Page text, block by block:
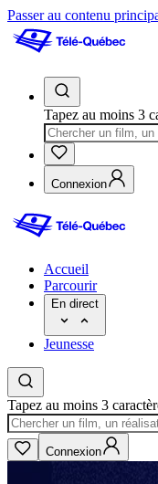
Passer au contenu
Tapez au moins 3
Connexion
Accueil
Parcourir
En direct
Jeunesse
Tapez au moins 3
Connexion